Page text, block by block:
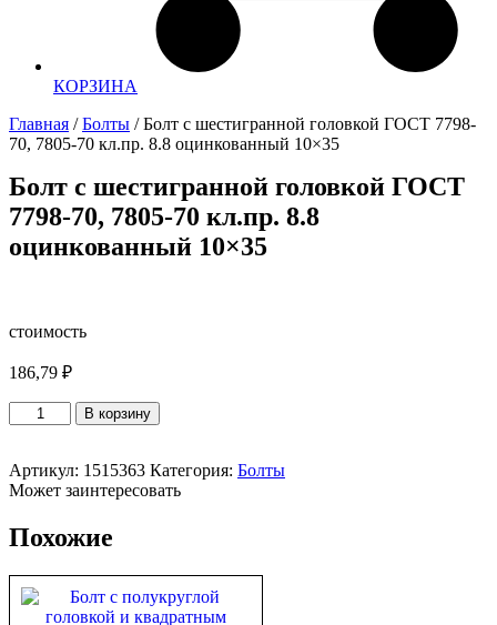
КОРЗИНА
Главная /Болты / Болт с шестигранной головкой ГОСТ 7798-
70, 7805-70 кл.пр. 8.8 оцинкованный 10×35
Болт с шестигранной головкой ГОСТ
7798-70, 7805-70 кл.пр. 8.8
оцинкованный 10×35
стоимость
186,79 ₽
Количество
товара
с
шестигранной
ГОСТ
7798-
7805-
70
В корзину
Артикул: 1515363 Категория: Болты
Может заинтересовать
Похожие